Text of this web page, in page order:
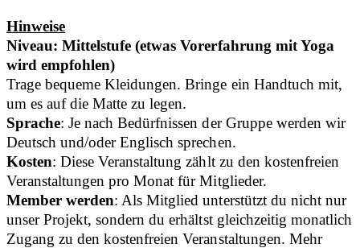
Hinweise
Niveau: Mittelstufe (etwas Vorerfahrung mit Yoga
wird empfohlen)
Trage bequeme Kleidungen. Bringe ein Handtuch mit,
um es auf die Matte zu legen.
Sprache: Je nach Bedürfnissen der Gruppe werden wir
Deutsch und/oder Englisch sprechen.
Kosten: Diese Veranstaltung zählt zu den kostenfreien
Veranstaltungen pro Monat für Mitglieder.
Member werden: Als Mitglied unterstützt du nicht nur
unser Projekt, sondern du erhältst gleichzeitig monatlich
Zugang zu den kostenfreien Veranstaltungen. Mehr